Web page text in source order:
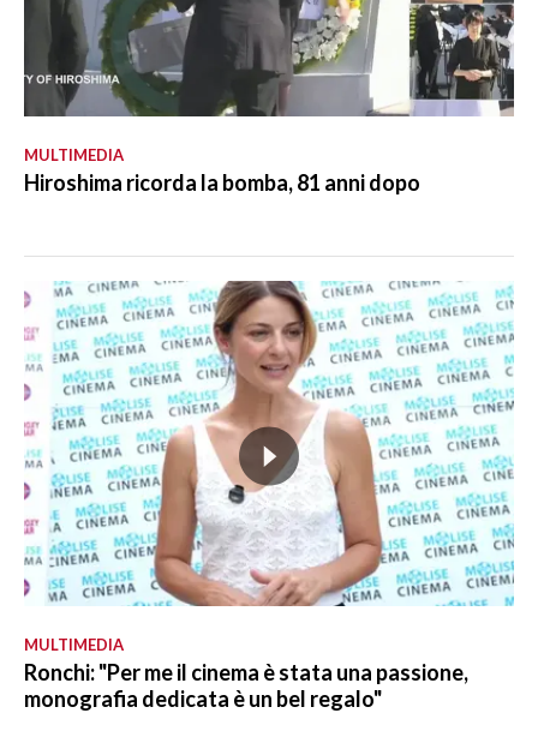
MULTIMEDIA
Hiroshima ricorda la bomba, 81 anni dopo
MULTIMEDIA
Ronchi: "Per me il cinema è stata una passione,
monografia dedicata è un bel regalo"